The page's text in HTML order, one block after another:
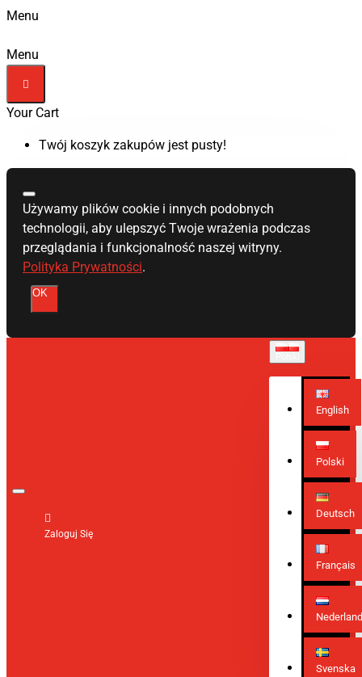
Menu
Menu
Your Cart
Twój koszyk zakupów jest pusty!
Używamy plików cookie i innych podobnych
technologii, aby ulepszyć Twoje wrażenia podczas
przeglądania i funkcjonalność naszej witryny.
Polityka Prywatności.
OK
Zaloguj Się
English
Polski
Deutsch
Français
Svenska